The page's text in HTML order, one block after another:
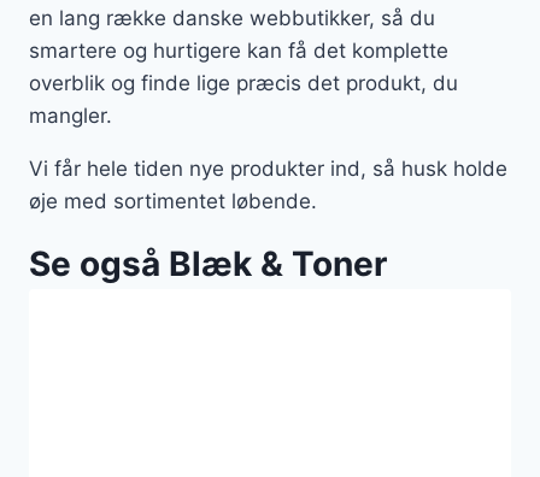
en lang række danske webbutikker, så du
smartere og hurtigere kan få det komplette
overblik og finde lige præcis det produkt, du
mangler.
Vi får hele tiden nye produkter ind, så husk holde
øje med sortimentet løbende.
Se også Blæk & Toner